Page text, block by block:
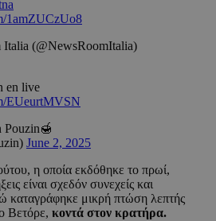
1amZUCzUo8
(@NewsRoomItalia)
en live
EUeurtMVSN
June 2, 2025
η οποία εκδόθηκε το πρωί,
είναι σχεδόν συνεχείς και
καταγράφηκε μικρή πτώση λεπτής
Βετόρε, κοντά στον κρατήρα.